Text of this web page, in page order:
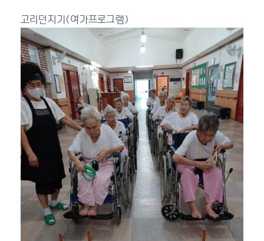
고리던지기(여가프로그램)